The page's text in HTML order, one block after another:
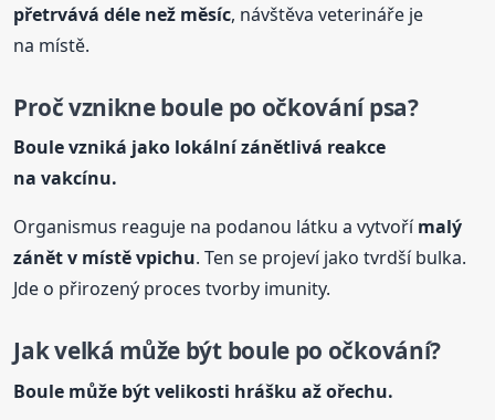
přetrvává déle než měsíc, návštěva veterináře je
na místě.
Proč vznikneboulepo očkování psa?
Boulevzniká jako lokální zánětlivá reakce
na vakcínu.
Organismus reaguje na podanou látku a vytvořímalý
zánět v místě vpichu. Ten se projeví jako tvrdší bulka.
Jde o přirozený proces tvorby imunity.
Jak velká může být boule po očkování?
Boule může být velikosti hrášku až ořechu.